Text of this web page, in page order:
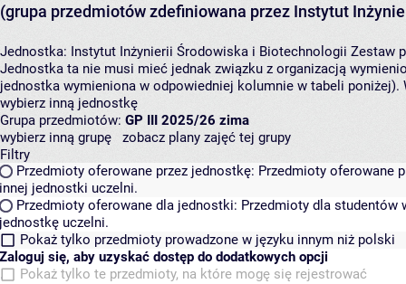
(grupa przedmiotów zdefiniowana przez Instytut
Jednostka: Instytut Inżynierii Środowiska i Biotechnologii Zestaw
Jednostka ta nie musi mieć jednak związku z organizacją
jednostka wymieniona w odpowiedniej kolumnie w tabeli
wybierz inną jednostkę
Grupa przedmiotów: GP III 2025/26 zima
wybierz inną grupę
zobacz plany zajęć tej grupy
Filtry
Przedmioty oferowane przez jednostkę: Przedmioty oferowane
innej jednostki uczelni.
Przedmioty oferowane dla jednostki: Przedmioty dla studentów
jednostkę uczelni.
Pokaż tylko przedmioty prowadzone w języku innym niż polski
Zaloguj się, aby uzyskać dostęp do dodatkowych opcji
Pokaż tylko te przedmioty, na które mogę się rejestrować